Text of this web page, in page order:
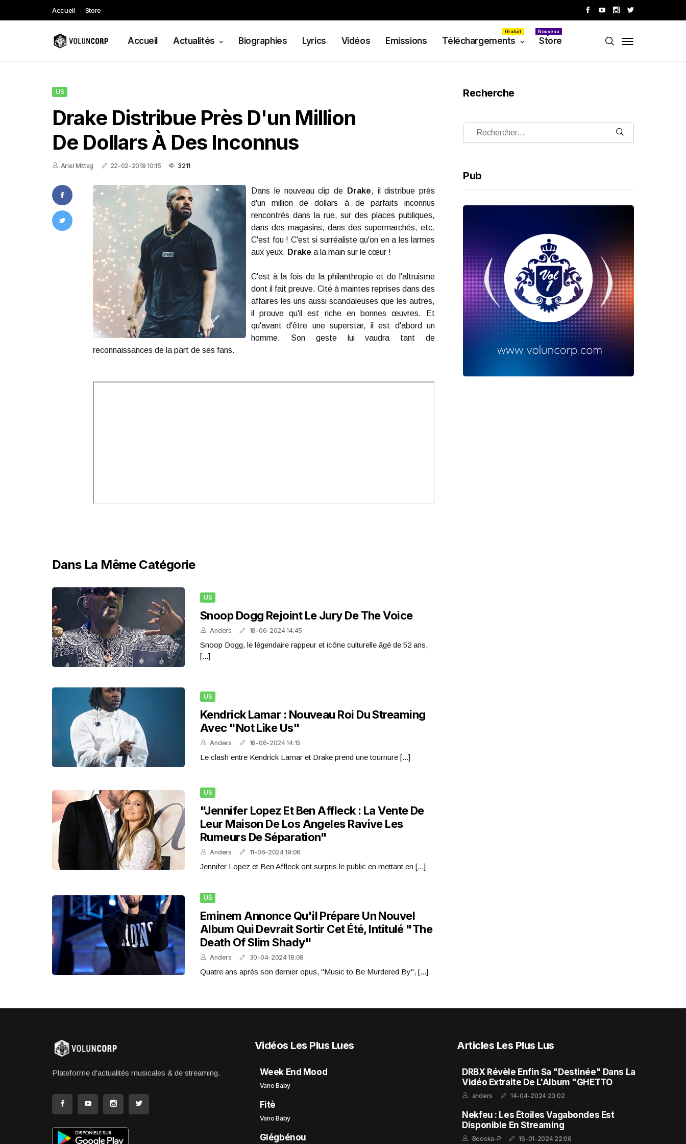
Accueil Store
Accueil Actualités Biographies Lyrics Vidéos Emissions Téléchargements
Gratuit
Store
Nouveau
US
Drake Distribue Près D'un Million
De Dollars À Des Inconnus
Ariel Mittag 22-02-2018 10:15 3211
Dans le nouveau clip de Drake, il distribue près
d'un million de dollars à de parfaits inconnus
rencontrés dans la rue, sur des places publiques,
dans des magasins, dans des supermarchés, etc.
C'est fou ! C'est si surréaliste qu'on en a les larmes
aux yeux. Drake a la main sur le cœur !
C'est à la fois de la philanthropie et de l'altruisme
dont il fait preuve. Cité à maintes reprises dans des
affaires les uns aussi scandaleuses que les autres,
il prouve qu'il est riche en bonnes œuvres. Et
qu'avant d'être une superstar, il est d'abord un
homme. Son geste lui vaudra tant de
reconnaissances de la part de ses fans.
Dans La Même Catégorie
US
Snoop Dogg Rejoint Le Jury De The Voice
Anders 18-06-2024 14:45
Snoop Dogg, le légendaire rappeur et icône culturelle âgé de 52 ans,
[...]
US
Kendrick Lamar : Nouveau Roi Du Streaming
Avec "Not Like Us"
Anders 18-06-2024 14:15
Le clash entre Kendrick Lamar et Drake prend une tournure [...]
US
"Jennifer Lopez Et Ben Affleck : La Vente De
Leur Maison De Los Angeles Ravive Les
Rumeurs De Séparation"
Anders 11-06-2024 19:06
Jennifer Lopez et Ben Affleck ont surpris le public en mettant en [...]
US
Eminem Annonce Qu'il Prépare Un Nouvel
Album Qui Devrait Sortir Cet Été, Intitulé "The
Death Of Slim Shady"
Anders 30-04-2024 18:08
Quatre ans après son dernier opus, "Music to Be Murdered By", [...]
Recherche
Pub
Plateforme d'actualités musicales & de streaming.
Vidéos Les Plus Lues
Week End Mood
Vano Baby
Fitè
Vano Baby
Glégbénou
Articles Les Plus Lus
DRBX Révèle Enfin Sa "Destinée" Dans La
Vidéo Extraite De L'Album "GHETTO
FEELING"
anders 14-04-2024 23:02
Nekfeu : Les Étoiles Vagabondes Est
Disponible En Streaming
Booska-P 16-01-2024 22:06